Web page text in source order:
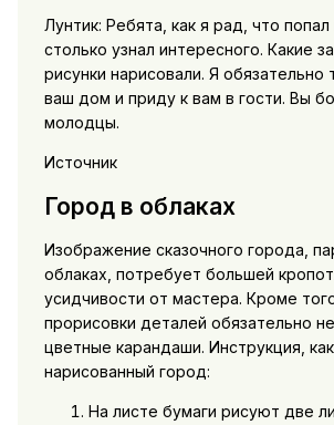
Лунтик: Ребята, как я рад, что попал
столько узнал интересного. Какие
рисунки нарисовали. Я обязательно
ваш дом и приду к вам в гости. Вы
молодцы.
Источник
Город в облаках
Изображение сказочного города,
облаках, потребует большей
усидчивости от мастера. Кроме
прорисовки деталей обязательно
цветные карандаши. Инструкция,
нарисованный город:
На листе бумаги рисуют две